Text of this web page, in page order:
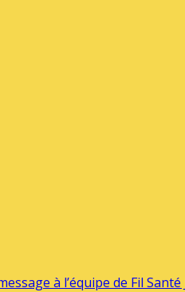
à l’équipe de Fil Santé